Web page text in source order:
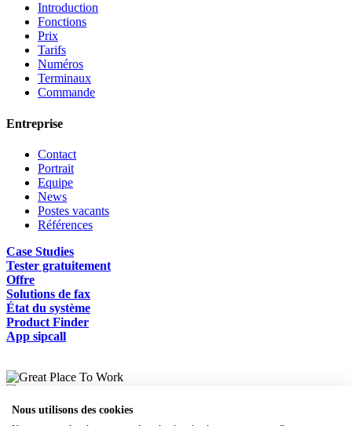
Introduction
Fonctions
Prix
Tarifs
Numéros
Terminaux
Commande
Entreprise
Contact
Portrait
Equipe
News
Postes vacants
Références
Case Studies
Tester gratuitement
Offre
Solutions de fax
État du système
Product Finder
App sipcall
Nous utilisons des cookies